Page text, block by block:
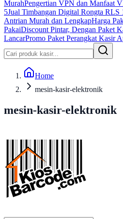
MurahPengertian VPN dan Manfaat
5Jual Timbangan Digital Rongta RLS
Antrian Murah dan LengkapHarga
PakaiDiscount Pintar, Dengan Paket
LancarPromo Paket Perangkat Kasir
Home
mesin-kasir-elektronik
mesin-kasir-elektronik